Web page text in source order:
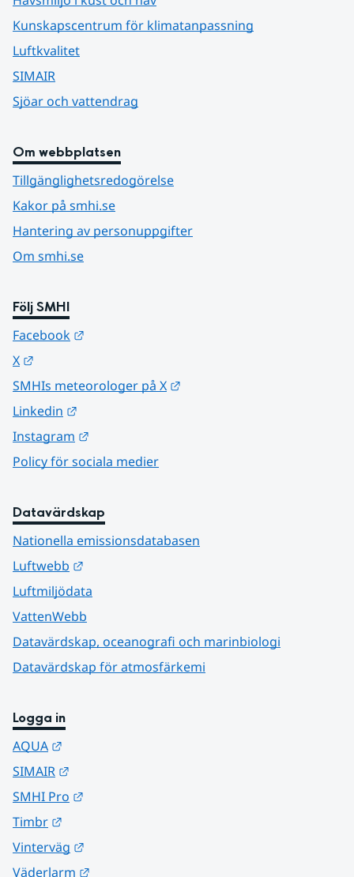
Kunskapscentrum för klimatanpassning
Luftkvalitet
SIMAIR
Sjöar och vattendrag
Om webbplatsen
Tillgänglighetsredogörelse
Kakor på smhi.se
Hantering av personuppgifter
Om smhi.se
Följ SMHI
Facebook
X
SMHIs meteorologer på X
Linkedin
Instagram
Policy för sociala medier
Datavärdskap
Nationella emissionsdatabasen
Luftwebb
Luftmiljödata
VattenWebb
Datavärdskap, oceanografi och marinbiologi
Datavärdskap för atmosfärkemi
Logga in
AQUA
SIMAIR
SMHI Pro
Timbr
Vinterväg
Väderlarm